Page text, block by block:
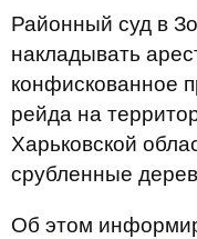
Районный суд в
накладывать
конфискованное
рейда на
Харьковской
срубленные
Об этом